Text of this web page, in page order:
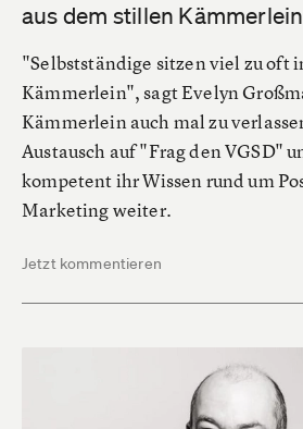
aus dem stillen
"Selbstständige sitzen viel zu oft
Kämmerlein", sagt Evelyn
Kämmerlein auch mal zu
Austausch auf "Frag den VGSD"
kompetent ihr Wissen rund um
Marketing weiter.
Jetzt kommentieren